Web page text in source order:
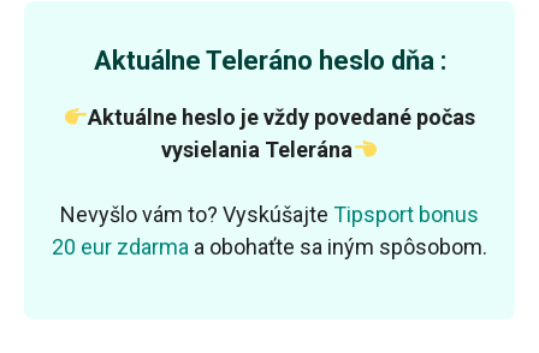
Aktuálne Teleráno heslo dňa :
Aktuálne heslo je vždy povedané počas
vysielania Telerána
Nevyšlo vám to? Vyskúšajte Tipsport bonus
20 eur zdarma a obohaťte sa iným spôsobom.